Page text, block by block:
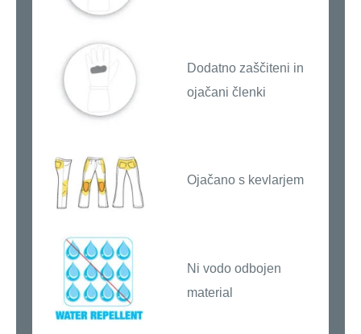
Dodatno zaščiteni in
ojačani členki
Ojačano s kevlarjem
Ni vodo odbojen
material